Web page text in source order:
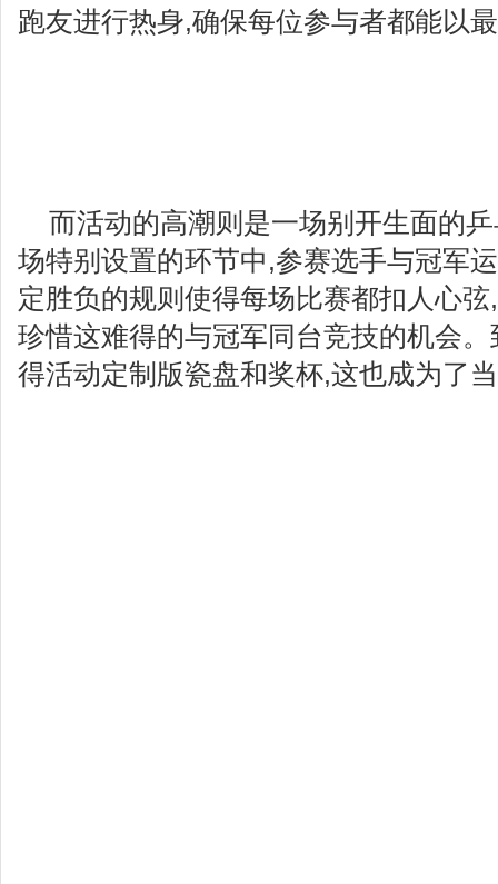
跑友进行热身,确保每位参与者都能以
而活动的高潮则是一场别开生面的
场特别设置的环节中,参赛选手与冠军
定胜负的规则使得每场比赛都扣人心
珍惜这难得的与冠军同台竞技的机会
得活动定制版瓷盘和奖杯,这也成为了